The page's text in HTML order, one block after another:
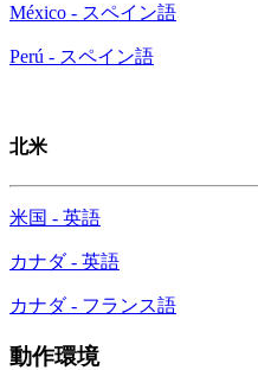
México - スペイン語
Perú - スペイン語
北米
米国 - 英語
カナダ - 英語
カナダ - フランス語
動作環境